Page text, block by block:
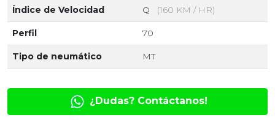
Índice de Velocidad Q (160 KM / HR)
Perfil 70
Tipo de neumático MT
¿Dudas? Contáctanos!